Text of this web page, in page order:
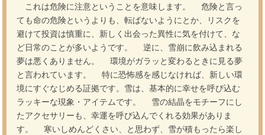
これは危険に注意ということを意味します。 危険と言っ
ても命の危険というよりも、転ばないようにとか、リスクを
避けて投資は慎重に、新しく出会った異性に気を付けて、な
ど日常のことが多いようです。 逆に、雪崩に飲み込まれる
夢は悪くありません。 環境がガラッと変わるときに見る夢
と言われています。 特に恐怖感を感じなければ、新しい環
境にすぐなじめる証拠です。雪は、基本的に幸せを呼び込む
ラッキーな現象・アイテムです。 雪の結晶をモチーフにし
たアクセサリーも、幸運を呼び込んでくれる効果がありま
す。 寒いしめんどくさい、と思わず、雪が積もったら楽し